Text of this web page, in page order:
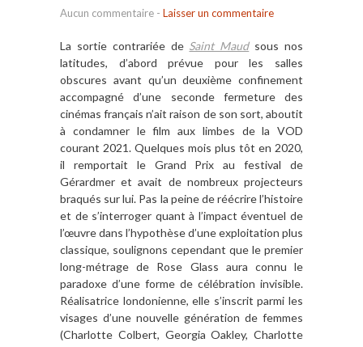
Aucun commentaire - Laisser un commentaire
La sortie contrariée de Saint Maudsous nos
latitudes, d’abord prévue pour les salles
obscures avant qu’un deuxième confinement
accompagné d’une seconde fermeture des
cinémas français n’ait raison de son sort, aboutit
à condamner le film aux limbes de la VOD
courant 2021. Quelques mois plus tôt en 2020,
il remportait le Grand Prix au festival de
Gérardmer et avait de nombreux projecteurs
braqués sur lui. Pas la peine de réécrire l’histoire
et de s’interroger quant à l’impact éventuel de
l’œuvre dans l’hypothèse d’une exploitation plus
classique, soulignons cependant que le premier
long-métrage de Rose Glass aura connu le
paradoxe d’une forme de célébration invisible.
Réalisatrice londonienne, elle s’inscrit parmi les
visages d’une nouvelle génération de femmes
(Charlotte Colbert, Georgia Oakley, Charlotte